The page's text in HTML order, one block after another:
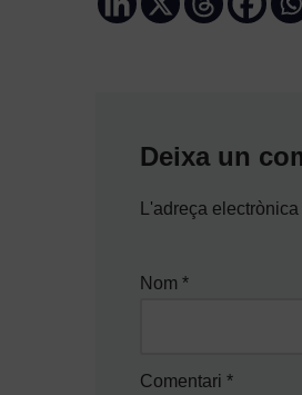
Deixa un
L'adreça
Nom *
Comentari *